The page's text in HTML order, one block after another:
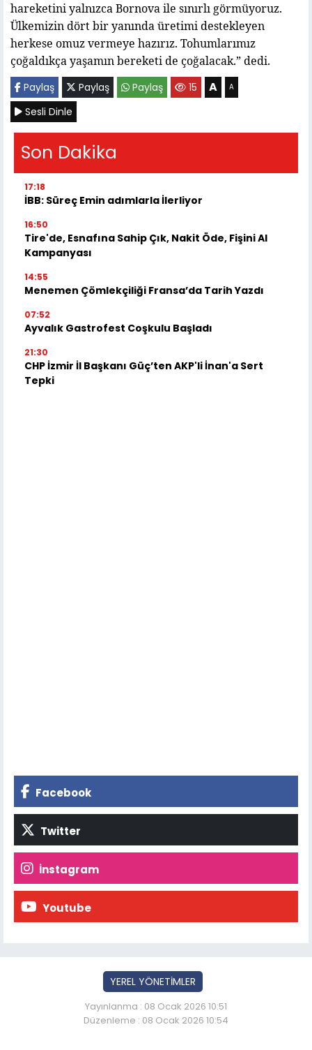
hareketini yalnızca Bornova ile sınırlı görmüyoruz.
Ülkemizin dört bir yanında üretimi destekleyen
herkese omuz vermeye hazırız. Tohumlarımız
çoğaldıkça yaşamın bereketi de çoğalacak.” dedi.
Paylaş Paylaş Paylaş 15 A A
Sesli Dinle
Son Dakika
17:18
İBB: Süreç Emin adımlarla İlerliyor
16:50
Tire'de, Esnafına Sahip Çık, Nakit Öde, Fişini Al
Kampanyası
14:55
Menemen Çömlekçiliği Fransa’da Tarih Yazdı
07:52
Ayvalık Gastrofest Coşkulu Başladı
21:30
CHP İzmir İl Başkanı Güç’ten AKP'li İnan'a Sert
Tepki
Facebook
Twitter
İnstagram
Youtube
YEREL YÖNETİMLER
Yayınlanma : 08 Ocak 2026 10:51
Düzenleme : 08 Ocak 2026 10:54